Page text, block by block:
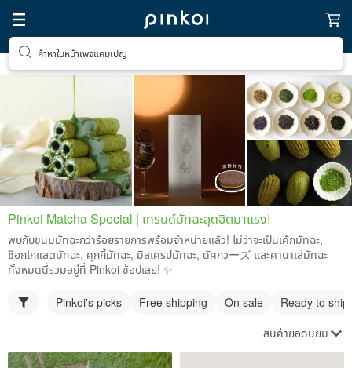
ค้าหาในหน้าเพจแคมเปญ
Pinkoi Matcha Special | เทรนด์มัทฉะสุดฮิตมาแรง!
พบกับขนมมัทฉะกว่าร้อยรายการพร้อมจำหน่ายแล้ว! ไม่ว่าจะเป็นเค้กมัทฉะ,
ช็อกโกแลตมัทฉะ, คุกกี้มัทฉะ, มิลเครปมัทฉะ, ดัคกวーズ และคานาเล่มัทฉะ
ทั้งหมดนี้รวมอยู่ที่ Pinkoi ช้อปเลย! ✨
Pinkoi's picks Free shipping On sale
Ready to ship
สินค้ายอดนิยม